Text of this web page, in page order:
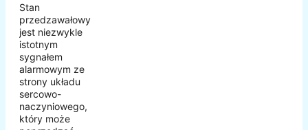
Stan
przedzawałowy
jest niezwykle
istotnym
sygnałem
alarmowym ze
strony układu
sercowo-
naczyniowego,
który może